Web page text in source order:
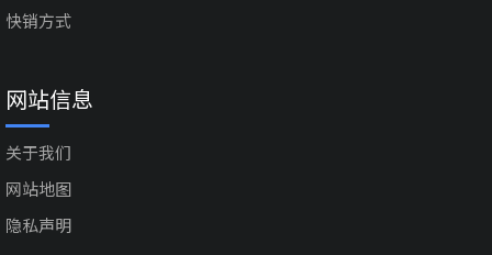
快销方式
网站信息
关于我们
网站地图
隐私声明